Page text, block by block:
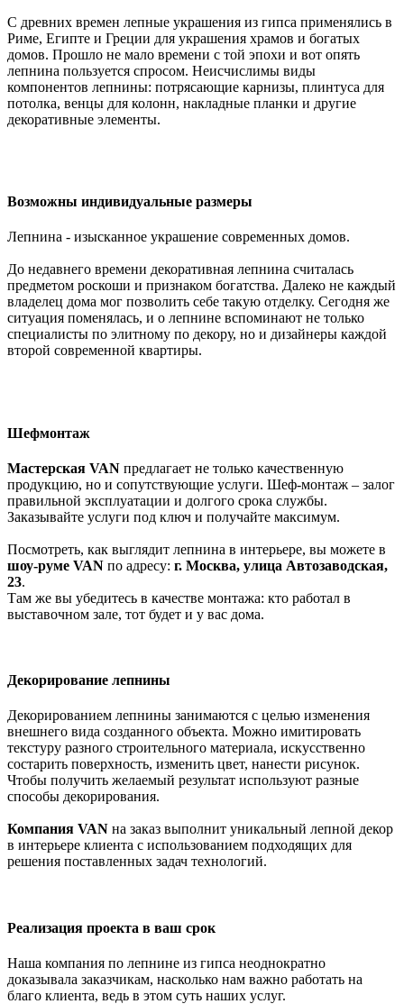
С древних времен лепные украшения из гипса применялись в
Риме, Египте и Греции для украшения храмов и богатых
домов. Прошло не мало времени с той эпохи и вот опять
лепнина пользуется спросом. Неисчислимы виды
компонентов лепнины: потрясающие карнизы, плинтуса для
потолка, венцы для колонн, накладные планки и другие
декоративные элементы.
Возможны индивидуальные размеры
Лепнина - изысканное украшение современных домов.
До недавнего времени декоративная лепнина считалась
предметом роскоши и признаком богатства. Далеко не каждый
владелец дома мог позволить себе такую отделку. Сегодня же
ситуация поменялась, и о лепнине вспоминают не только
специалисты по элитному по декору, но и дизайнеры каждой
второй современной квартиры.
Шефмонтаж
Мастерская VAN предлагает не только качественную
продукцию, но и сопутствующие услуги. Шеф-монтаж – залог
правильной эксплуатации и долгого срока службы.
Заказывайте услуги под ключ и получайте максимум.
Посмотреть, как выглядит лепнина в интерьере, вы можете в
шоу-руме VAN по адресу: г. Москва, улица Автозаводская,
23.
Там же вы убедитесь в качестве монтажа: кто работал в
выставочном зале, тот будет и у вас дома.
Декорирование лепнины
Декорированием лепнины занимаются с целью изменения
внешнего вида созданного объекта. Можно имитировать
текстуру разного строительного материала, искусственно
состарить поверхность, изменить цвет, нанести рисунок.
Чтобы получить желаемый результат используют разные
способы декорирования.
Компания VAN на заказ выполнит уникальный лепной декор
в интерьере клиента с использованием подходящих для
решения поставленных задач технологий.
Реализация проекта в ваш срок
Наша компания по лепнине из гипса неоднократно
доказывала заказчикам, насколько нам важно работать на
благо клиента, ведь в этом суть наших услуг.